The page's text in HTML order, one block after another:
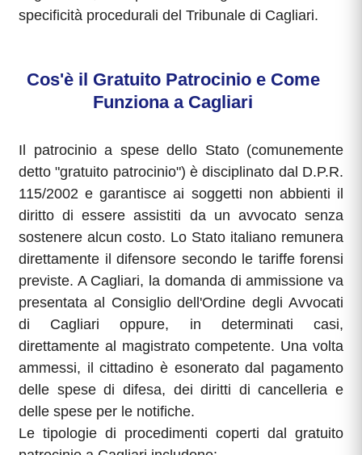
specificità procedurali del Tribunale di Cagliari.
Cos'è il Gratuito Patrocinio e Come
Funziona a Cagliari
Il patrocinio a spese dello Stato (comunemente
detto "gratuito patrocinio") è disciplinato dal D.P.R.
115/2002 e garantisce ai soggetti non abbienti il
diritto di essere assistiti da un avvocato senza
sostenere alcun costo. Lo Stato italiano remunera
direttamente il difensore secondo le tariffe forensi
previste. A Cagliari, la domanda di ammissione va
presentata al Consiglio dell'Ordine degli Avvocati
di Cagliari oppure, in determinati casi,
direttamente al magistrato competente. Una volta
ammessi, il cittadino è esonerato dal pagamento
delle spese di difesa, dei diritti di cancelleria e
delle spese per le notifiche.
Le tipologie di procedimenti coperti dal gratuito